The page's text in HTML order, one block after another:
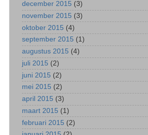
december 2015 (3)
november 2015 (3)
oktober 2015 (4)
september 2015 (1)
augustus 2015 (4)
juli 2015 (2)
juni 2015 (2)
mei 2015 (2)
april 2015 (3)
maart 2015 (1)
februari 2015 (2)